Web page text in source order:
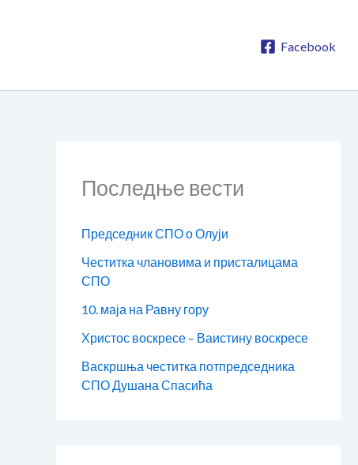
Facebook
Последње вести
Председник СПО о Олуји
Честитка члановима и присталицама
СПО
10. маја на Равну гору
Христос воскресе – Ваистину воскресе
Васкршња честитка потпредседника
СПО Душана Спасића